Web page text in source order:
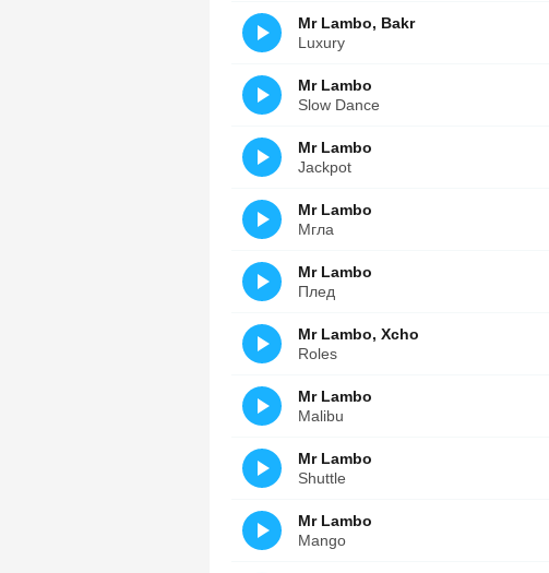
Mr Lambo, Bakr
Luxury
Mr Lambo
Slow Dance
Mr Lambo
Jackpot
Mr Lambo
Мгла
Mr Lambo
Плед
Mr Lambo, Xcho
Roles
Mr Lambo
Malibu
Mr Lambo
Shuttle
Mr Lambo
Mango